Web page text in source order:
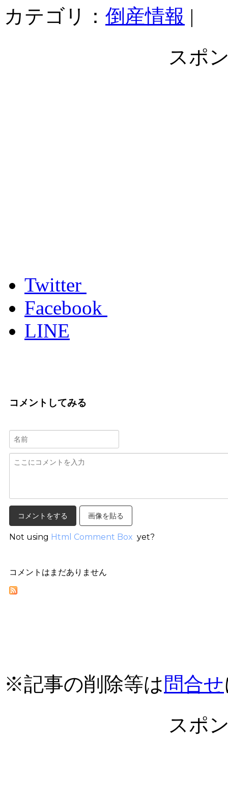
カテゴリ： 倒産情報 |
スポ
Twitter
Facebook
LINE
コメントしてみる
画像を貼る
Not using Html Comment Box yet?
コメントはまだありません
※記事の削除等は 問合せ
スポ